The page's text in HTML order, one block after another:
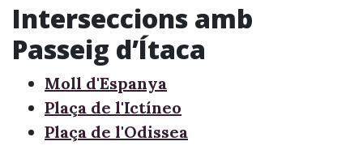
Interseccions amb
Passeig d’Ítaca
Moll d'Espanya
Plaça de l'Ictíneo
Plaça de l'Odissea